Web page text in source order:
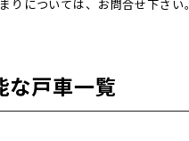
りについては、お問合せ下さい。
な戸車一覧